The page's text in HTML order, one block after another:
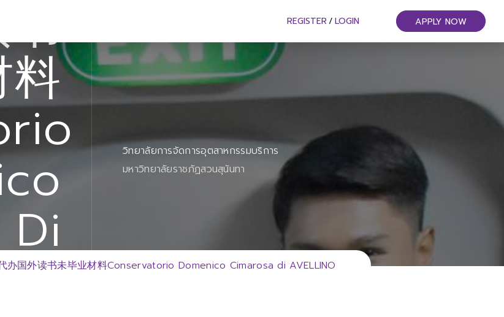
REGISTER / LOGIN APPLY NOW
料
Di
วิทยาลัยการจัดการอุตสาหกรรมบริการ
มหาวิทยาลัยราชภัฏสวนสุนันทา
办国外读书未毕业材料Conservatorio Domenico Cimarosa di AVELLINO